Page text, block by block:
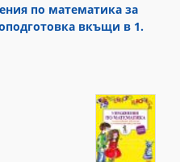
по математика за
вкъщи в 1.